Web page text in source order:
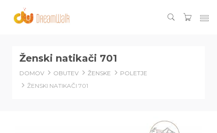
Ženski natikači 701
DOMOV OBUTEV ŽENSKE
POLETJE
ŽENSKI NATIKAČI 701